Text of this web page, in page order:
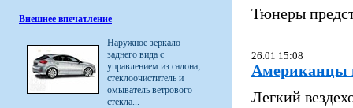
Внешнее впечатление
Наружное зеркало
заднего вида с
управлением из салона;
стеклоочиститель и
омыватель ветрового
стекла...
Тюнеры
26.01 15:08
Американцы
Легкий